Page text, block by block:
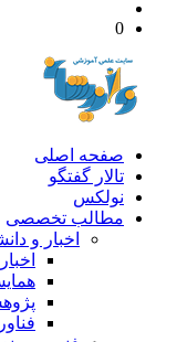
صفحه اصلی
تالار گفتگو
نولکس
مطالب تخصصی
اخبار و دانشگاه
اخبار و
همایش و
پژوهش
فناوری